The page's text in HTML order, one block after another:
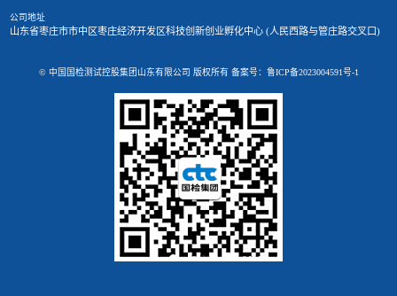
公司地址
山东省枣庄市市中区枣庄经济开发区科技创新创业孵化中心 (人民西路与管庄路交叉口)
© 中国国检测试控股集团山东有限公司 版权所有 备案号： 鲁ICP备2023004591号-1